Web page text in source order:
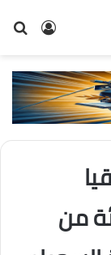
تسجيل
من